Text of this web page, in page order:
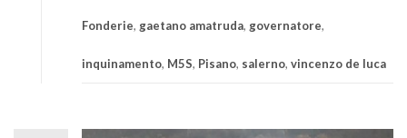
Fonderie, gaetano amatruda, governatore,
inquinamento, M5S, Pisano, salerno, vincenzo de luca